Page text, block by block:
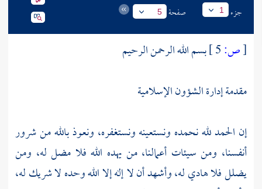
جزء 1 صفحة 5
[ص:
بسم الله الرحمن الرحيم
مقدمة إدارة الشؤون الإسلامية
إن الحمد لله نحمده ونستعينه ونستغفره، ونعوذ بالله من شرور
أنفسنا، ومن سيئات أعمالنا، من يهده الله فلا مضل له، ومن
يضلل فلا هادي له، وأشهد أن لا إله إلا الله وحده لا شريك له،